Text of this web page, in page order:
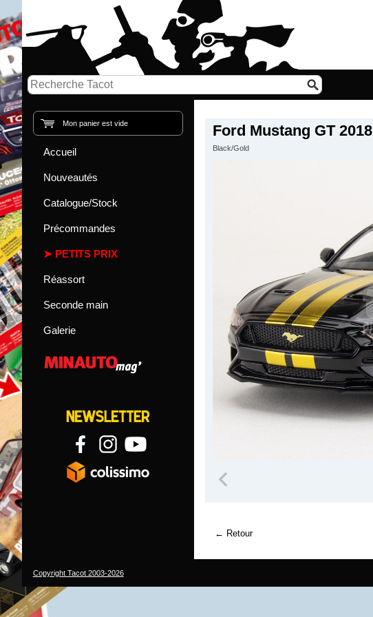
Ford Mustang GT 2018
Black/Gold
Retour
Mon panier est vide
Accueil
Nouveautés
Catalogue/Stock
Précommandes
PETITS PRIX
Réassort
Seconde main
Galerie
Copyright Tacot 2003-2026